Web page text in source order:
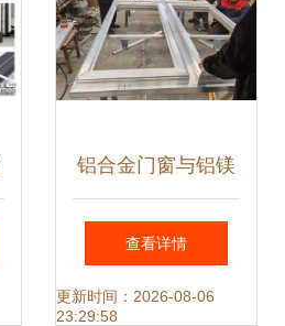
铝合金门窗与铝镁
锰金属屋面 现代建
筑的高端解决方案
查看详情
更新时间：2026-08-06
23:29:58